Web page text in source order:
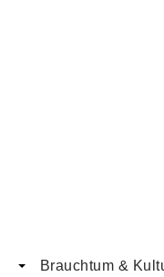
Brauchtum &